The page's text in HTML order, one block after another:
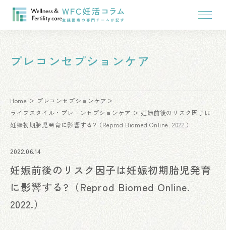
プレコンセプションケア
Home
プレコンセプションケア
ライフスタイル・プレコンセプションケア
妊娠前後のリスク因子は
妊娠初期胎児発育に影響する?（Reprod Biomed Online. 2022.）
2022.06.14
妊娠前後のリスク因子は妊娠初期胎児発育
に影響する?（Reprod Biomed Online.
2022.）